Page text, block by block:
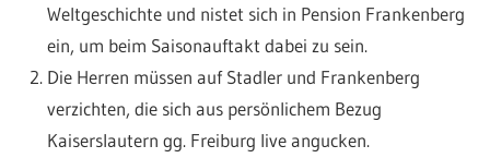
Weltgeschichte und nistet sich in Pension Frankenberg
ein, um beim Saisonauftakt dabei zu sein.
Die Herren müssen auf Stadler und Frankenberg
verzichten, die sich aus persönlichem Bezug
Kaiserslautern gg. Freiburg live angucken.